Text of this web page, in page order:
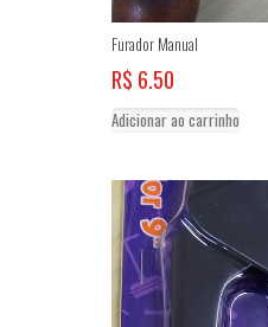
Furador Manual
R$ 6.50
Adicionar ao carrinho